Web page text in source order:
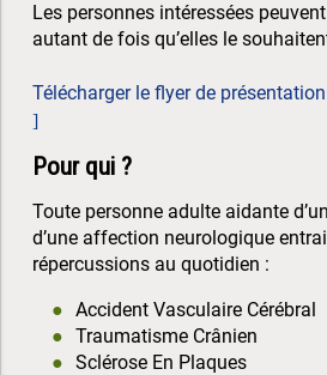
Les personnes intéressées
autant de fois qu’elles le
Télécharger le flyer de
Pour qui ?
Toute personne adulte aidante
d’une affection neurologique
répercussions au quotidien :
Accident Vasculaire Cérébral
Traumatisme Crânien
Sclérose En Plaques